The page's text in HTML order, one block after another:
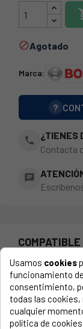
Agotado
Marca:
?
phone
¿TIENES
Contacta
chat
COMPATIBLE
El número de
letras.
Usamos cookies
funcionamiento
consentimiento,
todas las
cualquier
política de cookies.